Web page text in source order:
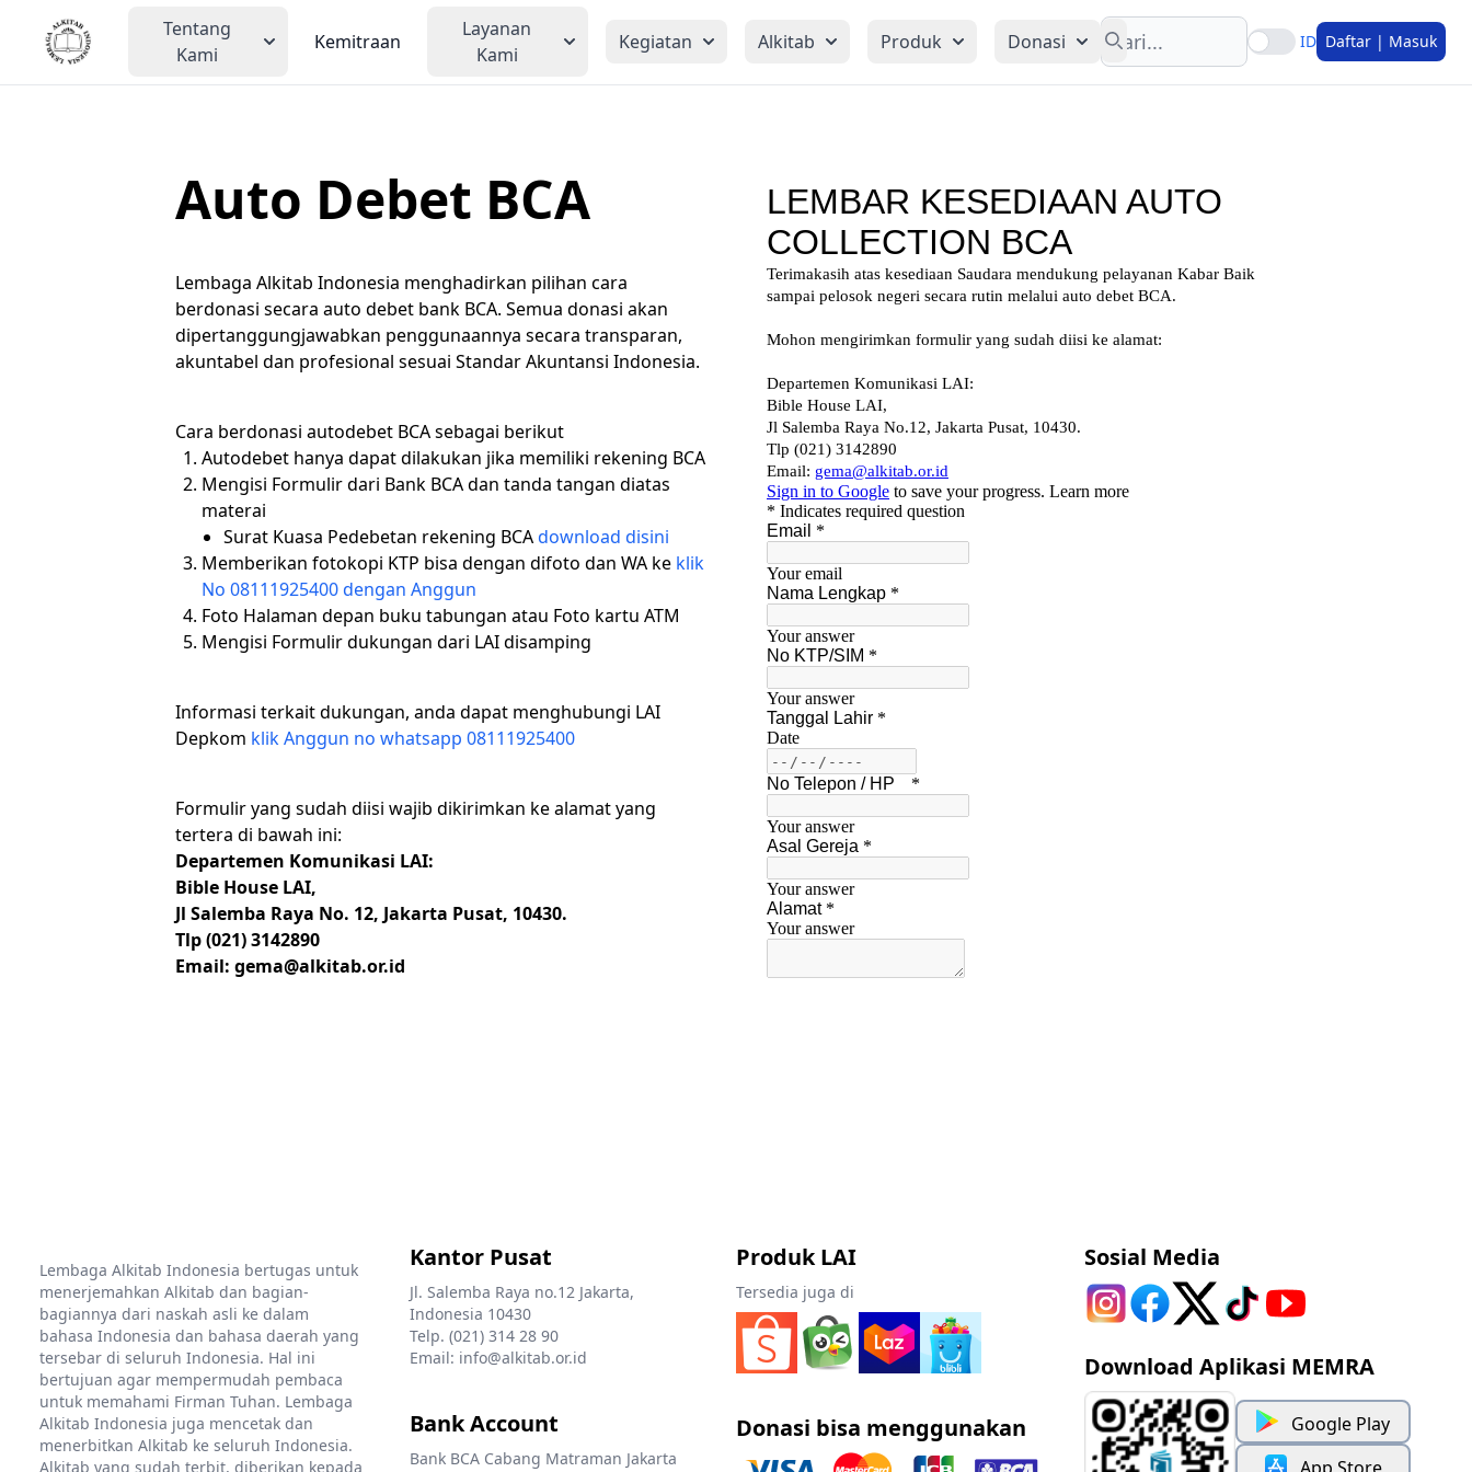
Tentang
Kami
Kemitraan
Layanan
Kami
Kegiatan Alkitab Produk Donasi
Search
ID Daftar | Masuk
Auto Debet BCA
Lembaga Alkitab Indonesia menghadirkan pilihan cara
berdonasi secara auto debet bank BCA. Semua donasi akan
dipertanggungjawabkan penggunaannya secara transparan,
akuntabel dan profesional sesuai Standar Akuntansi Indonesia.
Cara berdonasi autodebet BCA sebagai berikut
Autodebet hanya dapat dilakukan jika memiliki rekening BCA
Mengisi Formulir dari Bank BCA dan tanda tangan diatas
materai
Surat Kuasa Pedebetan rekening BCAdownload disini
Memberikan fotokopi KTP bisa dengan difoto dan WA ke klik
No 08111925400 dengan Anggun
Foto Halaman depan buku tabungan atau Foto kartu ATM
Mengisi Formulir dukungan dari LAI disamping
Informasi terkait dukungan, anda dapat menghubungi LAI
Depkom klik Anggun no whatsapp 08111925400
Formulir yang sudah diisi wajib dikirimkan ke alamat yang
tertera di bawah ini:
Departemen Komunikasi LAI:
Bible House LAI,
Jl Salemba Raya No. 12, Jakarta Pusat, 10430.
Tlp (021) 3142890
Email: gema@alkitab.or.id
Lembaga Alkitab Indonesia bertugas untuk
menerjemahkan Alkitab dan bagian-
bagiannya dari naskah asli ke dalam
bahasa Indonesia dan bahasa daerah yang
tersebar di seluruh Indonesia. Hal ini
bertujuan agar mempermudah pembaca
untuk memahami Firman Tuhan. Lembaga
Alkitab Indonesia juga mencetak dan
menerbitkan Alkitab ke seluruh Indonesia.
Alkitab yang sudah terbit, diberikan kepada
Kantor Pusat
Jl. Salemba Raya no.12 Jakarta,
Indonesia 10430
Telp. (021) 314 28 90
Email: info@alkitab.or.id
Bank Account
Bank BCA Cabang Matraman Jakarta
Produk LAI
Tersedia juga di
Donasi bisa menggunakan
Sosial Media
Download Aplikasi MEMRA
Google Play